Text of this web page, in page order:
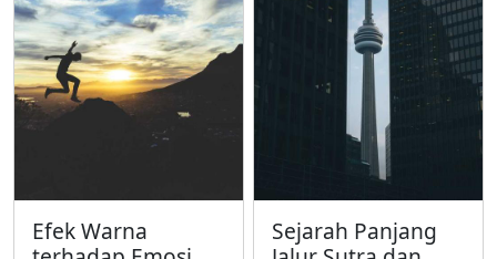
Efek Warna
Sejarah Panjang